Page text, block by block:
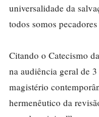
universalidade da
todos somos
Citando o Catecismo
na audiência geral de
magistério
hermenêutico da